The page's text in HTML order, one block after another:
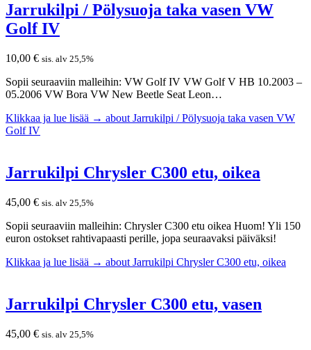
Jarrukilpi / Pölysuoja taka vasen VW
Golf IV
10,00 € sis. alv 25,5%
Sopii seuraaviin malleihin: VW Golf IV VW Golf V HB 10.2003 –
05.2006 VW Bora VW New Beetle Seat Leon…
Klikkaa ja lue lisää → about Jarrukilpi / Pölysuoja taka vasen VW
Golf IV
Jarrukilpi Chrysler C300 etu, oikea
45,00 € sis. alv 25,5%
Sopii seuraaviin malleihin: Chrysler C300 etu oikea Huom! Yli 150
euron ostokset rahtivapaasti perille, jopa seuraavaksi päiväksi!
Klikkaa ja lue lisää → about Jarrukilpi Chrysler C300 etu, oikea
Jarrukilpi Chrysler C300 etu, vasen
45,00 € sis. alv 25,5%